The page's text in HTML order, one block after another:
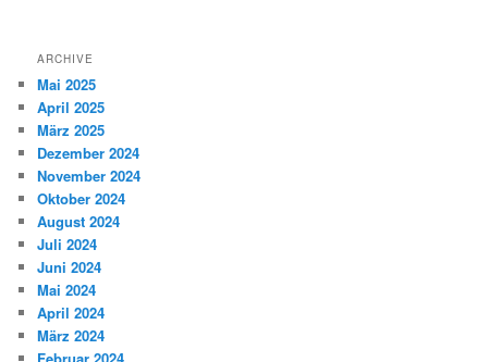
ARCHIVE
Mai 2025
April 2025
März 2025
Dezember 2024
November 2024
Oktober 2024
August 2024
Juli 2024
Juni 2024
Mai 2024
April 2024
März 2024
Februar 2024